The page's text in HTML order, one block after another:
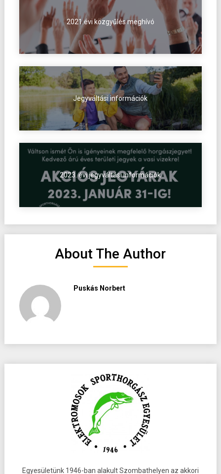
2021.évi közgyűlés meghívó
Jegyváltási információk
2023. évi jegyváltási információk
About The Author
Puskás Norbert
Egyesületünk 1946-ban alakult Szombathelyen az akkori